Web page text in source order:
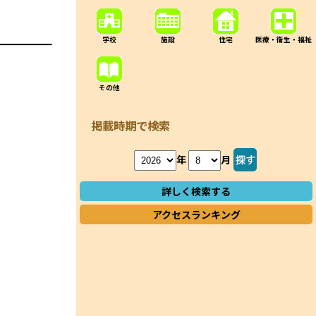
学校 施設 住宅 医療・衛生・福祉
その他
掲載時期で検索
年 月
詳しく検索する
アクセスランキング